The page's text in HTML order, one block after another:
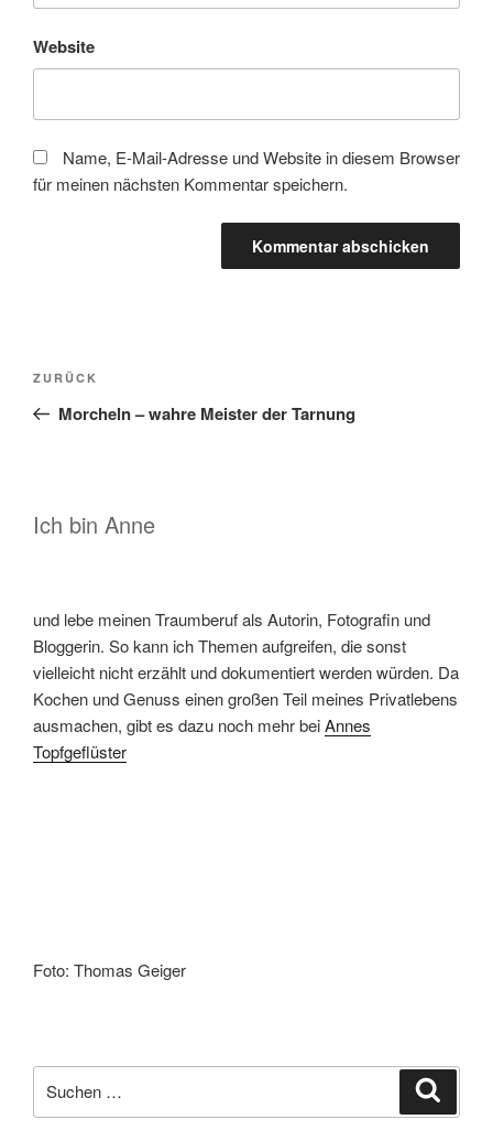
Website
Name, E-Mail-Adresse und Website in diesem Browser
für meinen nächsten Kommentar speichern.
Beitragsnavigation
Vorheriger
Beitrag
ZURÜCK
Morcheln – wahre Meister der Tarnung
Ich bin Anne
und lebe meinen Traumberuf als Autorin, Fotografin und
Bloggerin. So kann ich Themen aufgreifen, die sonst
vielleicht nicht erzählt und dokumentiert werden würden. Da
Kochen und Genuss einen großen Teil meines Privatlebens
ausmachen, gibt es dazu noch mehr beiAnnes
Topfgeflüster
Foto: Thomas Geiger
nach: